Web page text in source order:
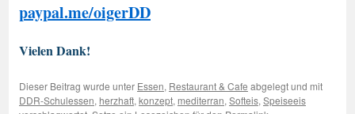
paypal.me/oigerDD
Vielen Dank!
Dieser Beitrag wurde unter Essen, Restaurant & Cafe abgelegt und mit
DDR-Schulessen, herzhaft, konzept, mediterran, Softeis, Speiseeis